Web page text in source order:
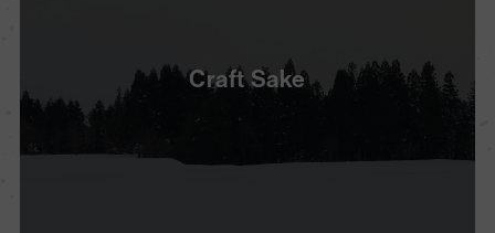
Craft Sake